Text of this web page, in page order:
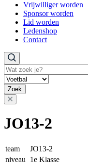
Vrijwilliger worden
Sponsor worden
Lid worden
Ledenshop
Contact
Zoeken
Zoek
JO13-2
team
JO13-2
niveau
1e Klasse